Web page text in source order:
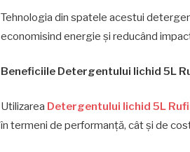
Tehnologia din spatele acestui
economisind energie și reducând
Beneficiile Detergentului lichid 5L
Utilizarea Detergentului lichid 5L
în termeni de performanță, cât și de